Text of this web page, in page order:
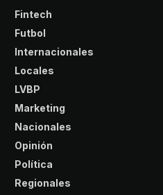
Fintech
Futbol
Internacionales
Locales
LVBP
Marketing
Nacionales
Opinión
Política
Regionales